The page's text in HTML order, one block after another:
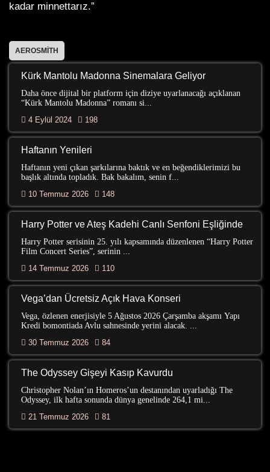
kadar minnettarız.”
AEROSMITH
Kürk Mantolu Madonna Sinemalara Geliyor
Daha önce dijital bir platform için diziye uyarlanacağı açıklanan
“Kürk Mantolu Madonna” romanı si...
4 Eylül 2024
198
Haftanın Yenileri
Haftanın yeni çıkan şarkılarına baktık ve en beğendiklerimizi bu
başlık altında topladık. Bak bakalım, senin f...
10 Temmuz 2026
148
Harry Potter ve Ateş Kadehi Canlı Senfoni Eşliğinde
Harry Potter serisinin 25. yılı kapsamında düzenlenen “Harry Potter
Film Concert Series”, serinin ...
14 Temmuz 2026
110
Vega’dan Ücretsiz Açık Hava Konseri
Vega, özlenen enerjisiyle 5 Ağustos 2026 Çarşamba akşamı Yapı
Kredi bomontiada Avlu sahnesinde yerini alacak. ...
30 Temmuz 2026
84
The Odyssey Gişeyi Kasıp Kavurdu
Christopher Nolan’ın Homeros’un destanından uyarladığı The
Odyssey, ilk hafta sonunda dünya genelinde 264,1 mi...
21 Temmuz 2026
81